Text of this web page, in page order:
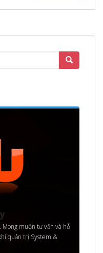
. Mong muốn tư vấn và hỗ
quản trị System &